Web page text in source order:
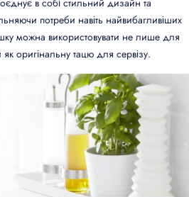
в собі стильний дизайн та
потреби навіть найвибагливіших
можна використовувати не лише для
як оригінальну тацю для сервізу.